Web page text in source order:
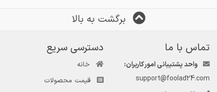
برگشت به بالا
تماس با ما
واحد پشتیبانی امور کاربران:
support@foolad24.com
دسترسی سریع
خانه
قیمت محصولات